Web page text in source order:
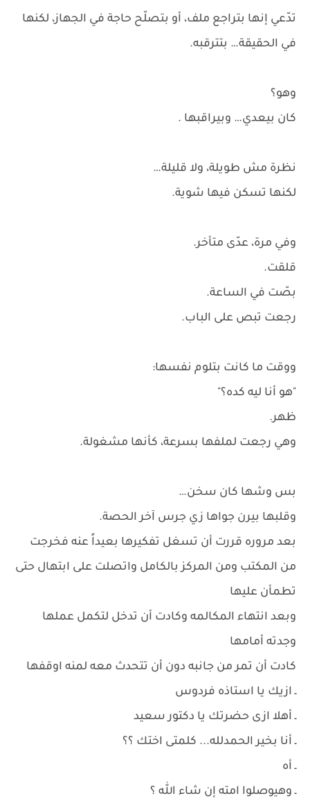
تدّعي إنها بتراجع ملف، أو بتصلّح حاجة في الجهاز، لكنها
في الحقيقة… بتترقبه.
وهو؟
كان بيعدي… وبيراقبها .
نظرة مش طويلة، ولا قليلة…
لكنها تسكن فيها شوية.
وفي مرة، عدّى متأخر.
قلقت.
بصّت في الساعة.
رجعت تبص على الباب.
ووقت ما كانت بتلوم نفسها:
"هو أنا ليه كده؟"
ظهر.
وهي رجعت لملفها بسرعة، كأنها مشغولة.
بس وشها كان سخن…
وقلبها بيرن جواها زي جرس آخر الحصة.
بعد مروره قررت أن تسغل تفكيرها بعيداً عنه فخرجت
من المكتب ومن المركز بالكامل واتصلت على ابتهال حتى
تطمأن عليها
وبعد انتهاء المكالمه وكادت أن تدخل لتكمل عملها
وجدته أمامها
كادت أن تمر من جانبه دون أن تتحدث معه لمنه اوقفها
ـ ازيك يا استاذه فردوس
ـ أهلا ازى حضرتك يا دكتور سعيد
ـ أنا بخير الحمدلله... كلمتى اختك ؟؟
ـ أه
ـ وهيوصلوا امته إن شاء الله ؟